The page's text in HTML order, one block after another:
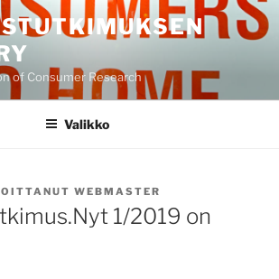
of Consumer Research
Valikko
WEBMASTER
1/2019 on